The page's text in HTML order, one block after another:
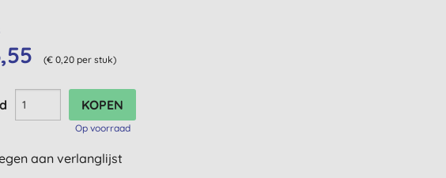
(€ 0,20 per stuk)
Op voorraad
aan verlanglijst